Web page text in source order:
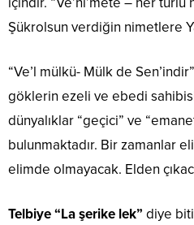
Şükrolsun verdiğin nimetlere
“Ve’l mülkü- Mülk de
göklerin ezeli ve ebedi
dünyalıklar “geçici” ve
bulunmaktadır. Bir zamanlar
elimde olmayacak. Elden
Telbiye “La şerike lek” diye